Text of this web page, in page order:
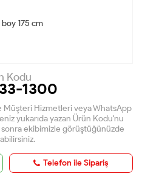
175 cm
Kodu
1300
Müşteri Hizmetleri veya WhatsApp
yukarıda yazan Ürün Kodu'nu
sonra ekibimizle görüştüğünüzde
Telefon ile Sipariş